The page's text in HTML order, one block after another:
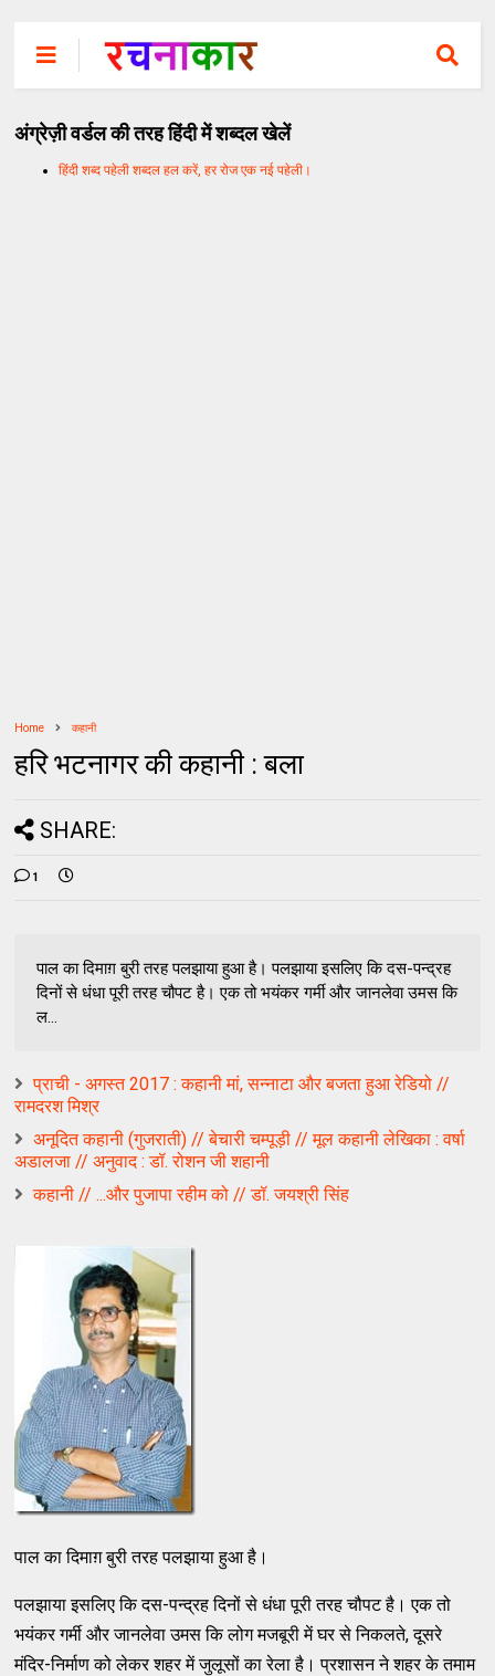
अंग्रेज़ी वर्डल की तरह हिंदी में शब्दल खेलें
हिंदी शब्द पहेली शब्दल हल करें, हर रोज एक नई पहेली।
Home कहानी
हरि भटनागर की कहानी : बला
SHARE:
1
पाल का दिमाग़ बुरी तरह पलझाया हुआ है। पलझाया इसलिए कि दस-पन्‍द्रह
दिनों से धंधा पूरी तरह चौपट है। एक तो भयंकर गर्मी और जानलेवा उमस कि
ल...
प्राची - अगस्त 2017 : कहानी मां, सन्नाटा और बजता हुआ रेडियो //
रामदरश मिश्र
अनूदित कहानी (गुजराती) // बेचारी चम्पूड़ी // मूल कहानी लेखिका : वर्षा
अडालजा // अनुवाद : डॉ. रोशन जी शहानी
कहानी // ...और पुजापा रहीम को // डॉ. जयश्री सिंह
पाल का दिमाग़ बुरी तरह पलझाया हुआ है।
पलझाया इसलिए कि दस-पन्‍द्रह दिनों से धंधा पूरी तरह चौपट है। एक तो
भयंकर गर्मी और जानलेवा उमस कि लोग मजबूरी में घर से निकलते, दूसरे
मंदिर-निर्माण को लेकर शहर में जुलूसों का रेला है। प्रशासन ने शहर के तमाम